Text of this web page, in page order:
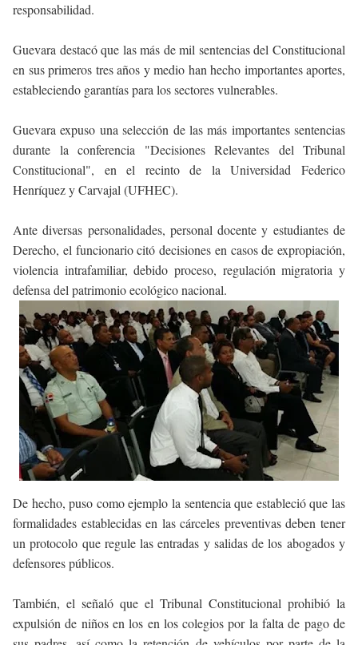
responsabilidad.
Guevara destacó que las más de mil sentencias del Constitucional
en sus primeros tres años y medio han hecho importantes aportes,
estableciendo garantías para los sectores vulnerables.
Guevara expuso una selección de las más importantes sentencias
durante la conferencia "Decisiones Relevantes del Tribunal
Constitucional", en el recinto de la Universidad Federico
Henríquez y Carvajal (UFHEC).
Ante diversas personalidades, personal docente y estudiantes de
Derecho, el funcionario citó decisiones en casos de expropiación,
violencia intrafamiliar, debido proceso, regulación migratoria y
defensa del patrimonio ecológico nacional.
De hecho, puso como ejemplo la sentencia que estableció que las
formalidades establecidas en las cárceles preventivas deben tener
un protocolo que regule las entradas y salidas de los abogados y
defensores públicos.
También, el señaló que el Tribunal Constitucional prohibió la
expulsión de niños en los en los colegios por la falta de pago de